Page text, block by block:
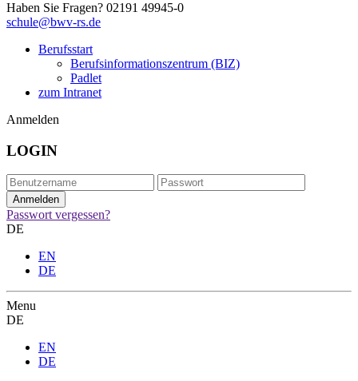
Haben Sie Fragen? 02191 49945-0
schule@bwv-rs.de
Berufsstart
Berufsinformationszentrum (BIZ)
Padlet
zum Intranet
Anmelden
LOGIN
Passwort vergessen?
DE
EN
DE
Menu
DE
EN
DE